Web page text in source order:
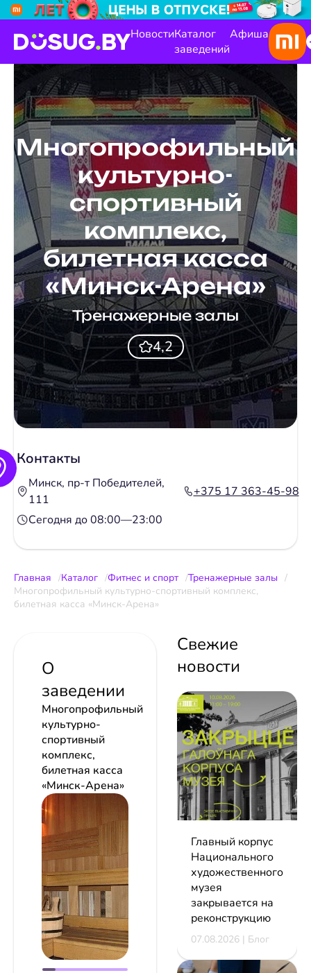
НовостиКаталог
заведений
Афиша
Многопрофильный
культурно-
спортивный
комплекс,
билетная касса
«Минск-Арена»
Тренажерные залы
4,2
Контакты
Минск, пр-т Победителей,
111
+375 17 363-45-98
Сегодня до 08:00—23:00
Главная Каталог Фитнес и спорт
Тренажерные залы
Многопрофильный культурно-спортивный комплекс,
билетная касса «Минск-Арена»
О
заведении
Многопрофильный
культурно-
спортивный
комплекс,
билетная касса
«Минск-Арена»
Свежие
новости
Главный корпус
Национального
художественного
музея
закрывается на
реконструкцию
07.08.2026 | Блог